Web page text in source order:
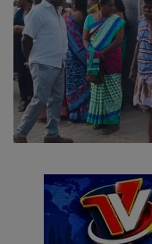
வேலைவாய்ப்பு
சட்டமன்ற தேர்தல் 2026
தொழில்நுட்பம்
மக்கள் புகார்கள்
சிறப்பு செய்திகள்